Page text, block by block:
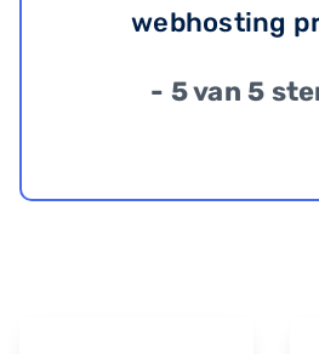
webhosting
- 5 van 5